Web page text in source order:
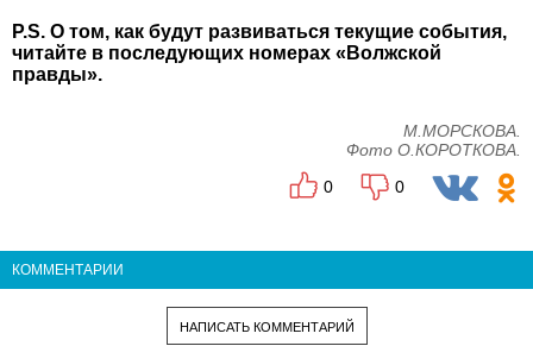
P.S. О том, как будут развиваться текущие события,
читайте в последующих номерах «Волжской
правды».
М.МОРСКОВА.
Фото О.КОРОТКОВА.
0
0
КОММЕНТАРИИ
НАПИСАТЬ КОММЕНТАРИЙ